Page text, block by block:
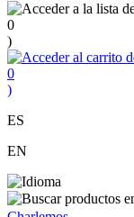
0
)
0
)
ES
EN